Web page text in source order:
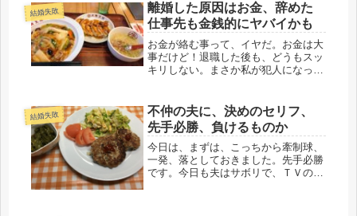
で皆、焦ってる人もいるかもしれない
で...
結婚失敗
離婚した原因はお金、辞めた
仕事先も金銭的にヤバイかも
お金が絡む事って、イヤだ。お金は大
事だけど！退職した後も、どうもスッ
キリしない。まさか私が犯人になって
ているのじゃないかと思う。金銭に対
する考え方が、醜い。商売人なら当
然、...
結婚失敗
不仲の夫に、決めのセリフ、
先手必勝、負けるものか
今日は、まずは、こっちから牽制球、
一発、落としておきました。先手必勝
です。今日も夫はサボリで、ＴＶの